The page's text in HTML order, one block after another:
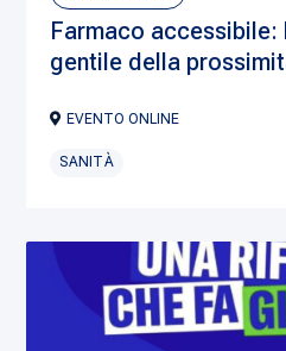
Farmaco accessibile:
gentile della
EVENTO ONLINE
SANITÀ